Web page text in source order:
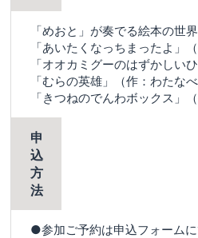
「めおと」が奏でる絵本の世
「あいたくなっちまったよ」
「オオカミグーのはずかしい
「むらの英雄」（作：わたな
「きつねのでんわボックス」
申
込
方
法
●参加ご予約は申込フォームに